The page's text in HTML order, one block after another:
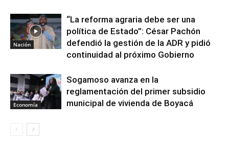
Nación
“La reforma agraria debe ser una
política de Estado”: César Pachón
defendió la gestión de la ADR y pidió
continuidad al próximo Gobierno
Economía
Sogamoso avanza en la
reglamentación del primer subsidio
municipal de vivienda de Boyacá